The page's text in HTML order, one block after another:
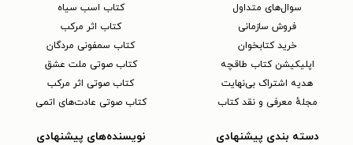
سوال‌های متداول
فروش سازمانی
خرید کتابخوان
اپلیکیشن کتاب طاقچه
هدیه اشتراک بی‌نهایت
مجلهٔ معرفی و نقد کتاب
کتاب اسب سیاه
کتاب اثر مرکب
کتاب سمفونی مردگان
کتاب صوتی ملت عشق
کتاب صوتی اثر مرکب
کتاب صوتی عادت‌های اتمی
دسته بندی پیشنهادی نویسنده‌های پیشنهادی